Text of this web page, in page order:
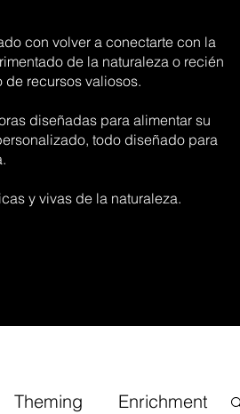
con volver a conectarte con la
de la naturaleza o recién
de recursos valiosos.
diseñadas para alimentar su
todo diseñado para
y vivas de la naturaleza.
Theming Enrichment